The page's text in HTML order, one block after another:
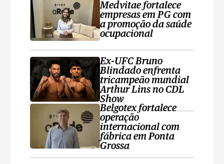
Medvitae fortalece
empresas em PG com
a promoção da saúde
ocupacional
Ex-UFC Bruno
Blindado enfrenta
tricampeão mundial
Arthur Lins no CDL
Show
Belgotex fortalece
operação
internacional com
fábrica em Ponta
Grossa